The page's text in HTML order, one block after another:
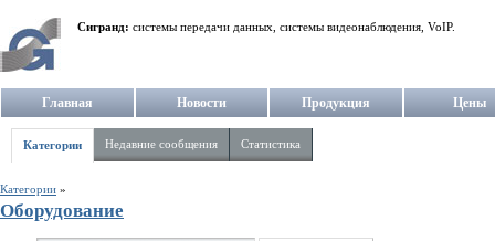
Сигранд: системы передачи данных, системы видеонаблюдения, VoIP.
Главная Новости Продукция Цены
Категории Недавние сообщения Статистика
Категории »
Оборудование